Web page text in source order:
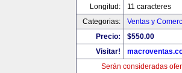
Longitud:
11 caracteres
Categorias:
Ventas y
Precio:
$550.00
Visitar!
Serán consideradas